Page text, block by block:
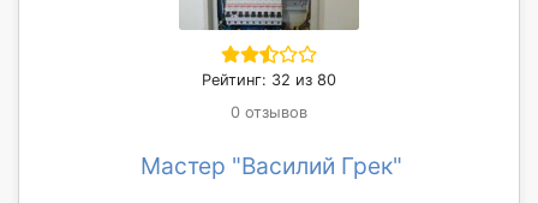
Рейтинг: 32 из 80
0 отзывов
Мастер "Василий Грек"